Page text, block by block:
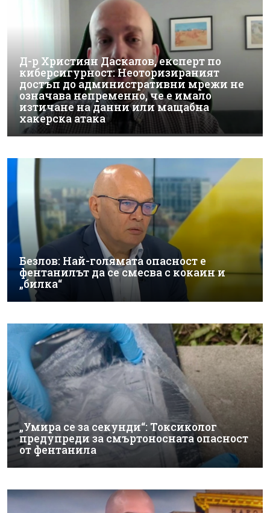
Д-р Християн Даскалов, експерт по
киберсигурност: Неоторизираният
достъп до административни мрежи не
означава непременно, че е имало
изтичане на данни или мащабна
хакерска атака
Безлов: Най-голямата опасност е
фентанилът да се смесва с кокаин и
„билка“
„Умира се за секунди“: Токсиколог
предупреди за смъртоносната опасност
от фентанила